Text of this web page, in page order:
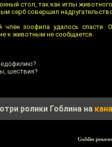
стол, так как иглы
серб совершил
член зоофила удалось спасти.
к животным не сообщается.
шествия?
ролики Гоблина на
Goblin